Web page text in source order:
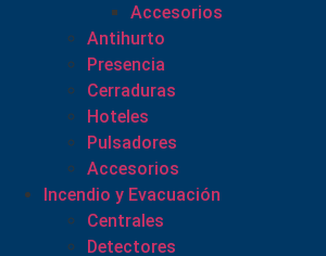
Accesorios
Antihurto
Presencia
Cerraduras
Hoteles
Pulsadores
Accesorios
Incendio y Evacuación
Centrales
Detectores